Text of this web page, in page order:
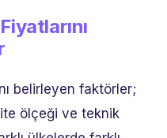
belirleyen faktörler;
ölçeği ve teknik